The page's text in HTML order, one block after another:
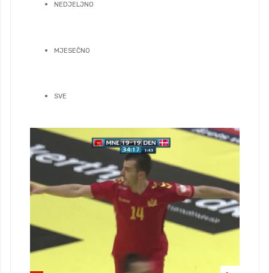
NEDJELJNO
MJESEČNO
SVE